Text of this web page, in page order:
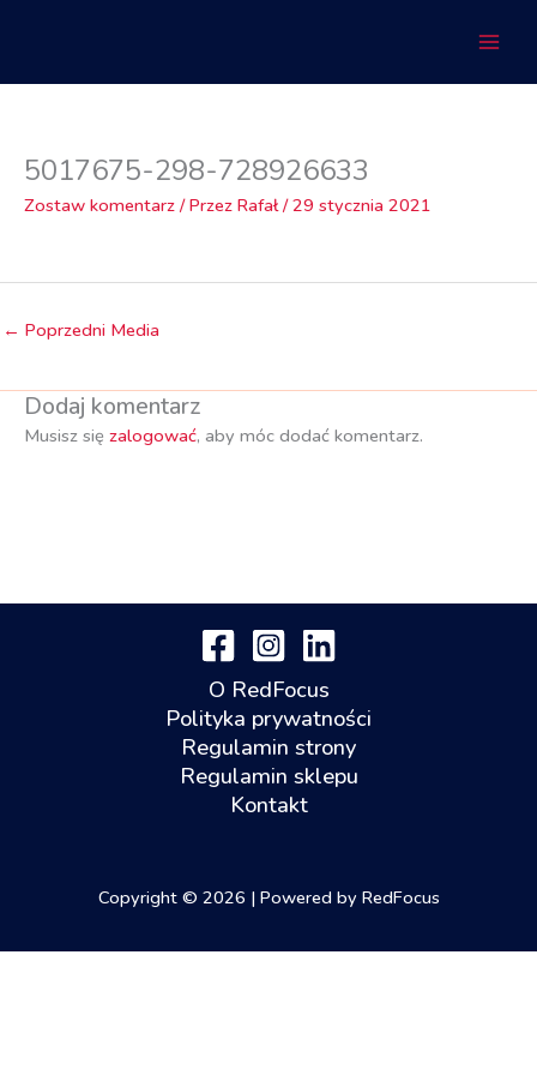
5017675-298-728926633
Zostaw komentarz / Przez Rafał/29 stycznia 2021
← Poprzedni Media
Dodaj komentarz
Musisz się zalogować, aby móc dodać komentarz.
O RedFocus
Polityka prywatności
Regulamin strony
Regulamin sklepu
Kontakt
Copyright © 2026 | Powered by RedFocus